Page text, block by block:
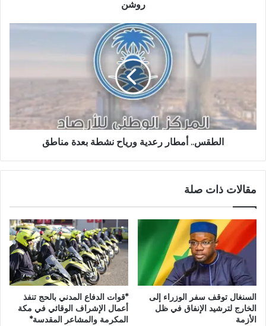
روشن
الطقس.. أمطار رعدية ورياح نشطة بعدة مناطق
مقالات ذات صلة
السنغال توقف سفر الوزراء إلى
الخارج لترشيد الإنفاق في ظل
الأزمة
*قوات الدفاع المدني بالحج تنفذ
أعمال الإشراف الوقائي في مكة
المكرمة والمشاعر المقدسة*